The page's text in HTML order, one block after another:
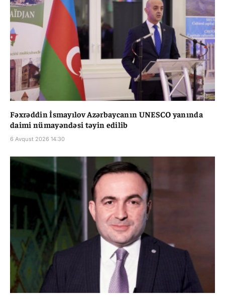
Fəxrəddin İsmayılov Azərbaycanın UNESCO yanında
daimi nümayəndəsi təyin edilib
6 Avqust 2026 14:30